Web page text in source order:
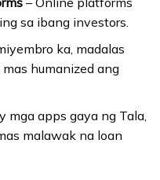
sa ibang investors.
ka, madalas
humanized ang
mga apps gaya ng Tala,
malawak na loan